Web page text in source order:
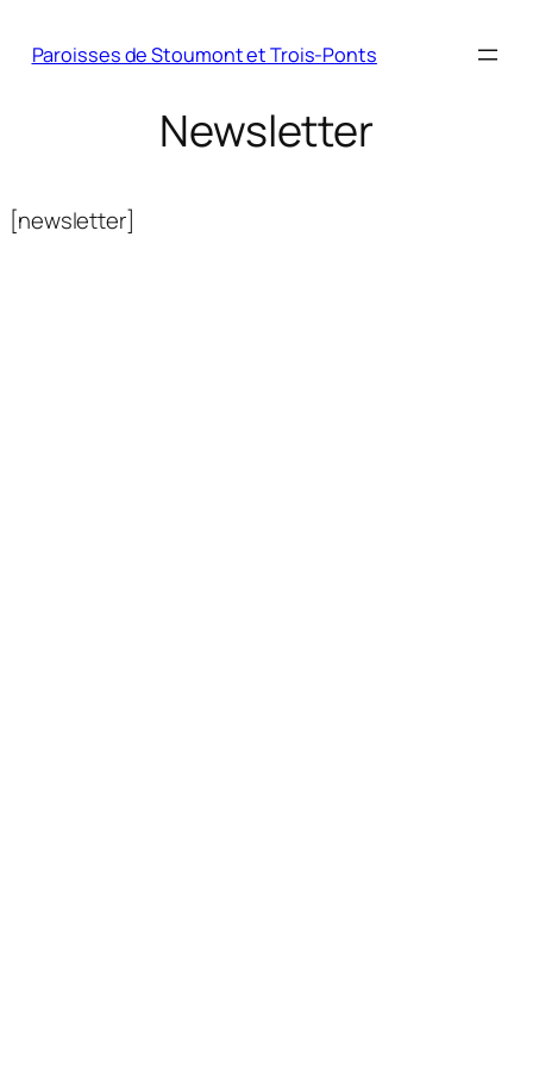
Paroisses de Stoumont et Trois-Ponts
Newsletter
[newsletter]